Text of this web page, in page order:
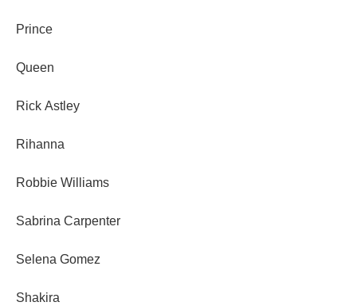
Prince
Queen
Rick Astley
Rihanna
Robbie Williams
Sabrina Carpenter
Selena Gomez
Shakira